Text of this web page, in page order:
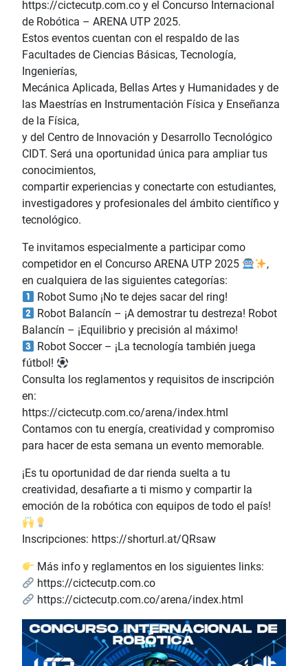
https://cictecutp.com.co y el Concurso Internacional
de Robótica – ARENA UTP 2025.
Estos eventos cuentan con el respaldo de las
Facultades de Ciencias Básicas, Tecnología,
Ingenierías,
Mecánica Aplicada, Bellas Artes y Humanidades y de
las Maestrías en Instrumentación Física y Enseñanza
de la Física,
y del Centro de Innovación y Desarrollo Tecnológico
CIDT. Será una oportunidad única para ampliar tus
conocimientos,
compartir experiencias y conectarte con estudiantes,
investigadores y profesionales del ámbito científico y
tecnológico.
Te invitamos especialmente a participar como
competidor en el Concurso ARENA UTP 2025
,
en cualquiera de las siguientes categorías:
Robot Sumo ¡No te dejes sacar del ring!
Robot Balancín – ¡A demostrar tu destreza! Robot
Balancín – ¡Equilibrio y precisión al máximo!
Robot Soccer – ¡La tecnología también juega
fútbol!
Consulta los reglamentos y requisitos de inscripción
en:
https://cictecutp.com.co/arena/index.html
Contamos con tu energía, creatividad y compromiso
para hacer de esta semana un evento memorable.
¡Es tu oportunidad de dar rienda suelta a tu
creatividad, desafiarte a ti mismo y compartir la
emoción de la robótica con equipos de todo el país!
Inscripciones: https://shorturl.at/QRsaw
Más info y reglamentos en los siguientes links:
https://cictecutp.com.co
https://cictecutp.com.co/arena/index.html